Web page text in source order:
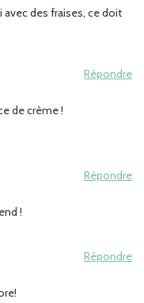
des fraises, ce doit
Répondre
de crème !
Répondre
!
Répondre